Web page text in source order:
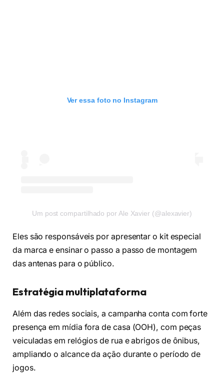
Ver essa foto no Instagram
Um post compartilhado por Ale Xavier (@alexavier)
Eles são responsáveis por apresentar o kit especial
da marca e ensinar o passo a passo de montagem
das antenas para o público.
Estratégia multiplataforma
Além das redes sociais, a campanha conta com forte
presença em mídia fora de casa (OOH), com peças
veiculadas em relógios de rua e abrigos de ônibus,
ampliando o alcance da ação durante o período de
jogos.